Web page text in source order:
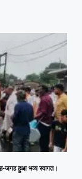
जगह हुआ भव्य स्वागत।